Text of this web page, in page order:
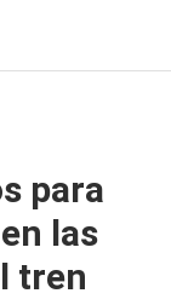
para
las
tren